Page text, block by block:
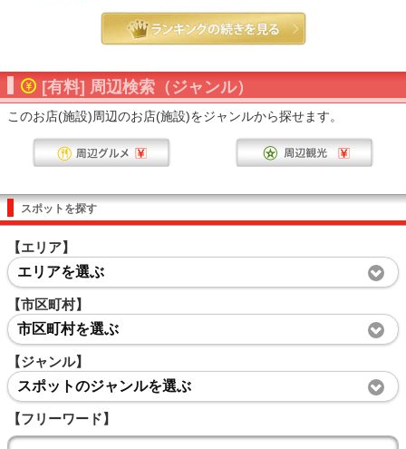
[有料] 周辺検索（ジャンル）
このお店(施設)周辺のお店(施設)をジャンルから探せます。
スポットを探す
【エリア】
エリアを選ぶ
【市区町村】
市区町村を選ぶ
【ジャンル】
スポットのジャンルを選ぶ
【フリーワード】